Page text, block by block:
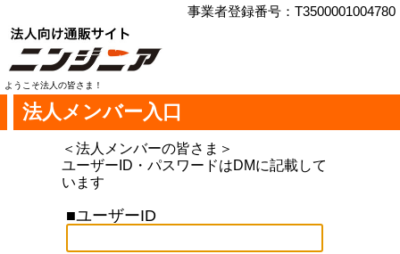
事業者登録番号：T3500001004780
ようこそ法人の皆さま！
法人メンバー入口
＜法人メンバーの皆さま＞
ユーザーID・パスワードはDMに記載して
います
■ユーザーID